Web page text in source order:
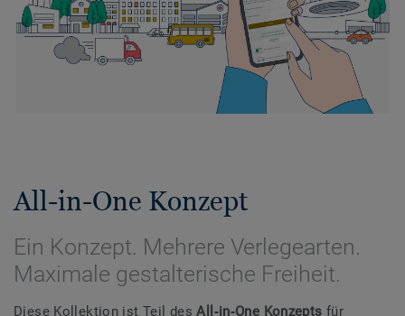
All-in-One Konzept
Ein Konzept. Mehrere Verlegearten.
Maximale gestalterische Freiheit.
Diese Kollektion ist Teil desAll‑in‑One Konzepts für